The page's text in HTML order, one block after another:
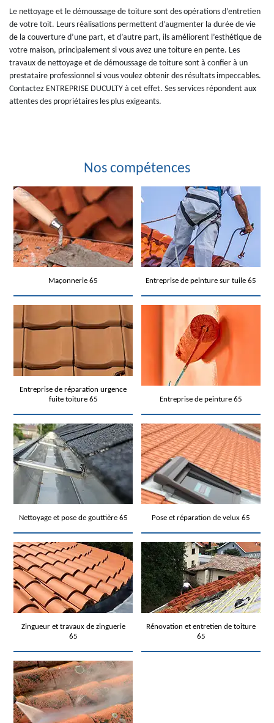
Le nettoyage et le démoussage de toiture sont des opérations d’entretien
de votre toit. Leurs réalisations permettent d’augmenter la durée de vie
de la couverture d’une part, et d’autre part, ils améliorent l’esthétique de
votre maison, principalement si vous avez une toiture en pente. Les
travaux de nettoyage et de démoussage de toiture sont à confier à un
prestataire professionnel si vous voulez obtenir des résultats impeccables.
Contactez ENTREPRISE DUCULTY à cet effet. Ses services répondent aux
attentes des propriétaires les plus exigeants.
Nos compétences
Maçonnerie 65 Entreprise de peinture sur tuile 65
Entreprise de réparation urgence
fuite toiture 65
Entreprise de peinture 65
Nettoyage et pose de gouttière 65 Pose et réparation de velux 65
Zingueur et travaux de zinguerie
65
Rénovation et entretien de toiture
65